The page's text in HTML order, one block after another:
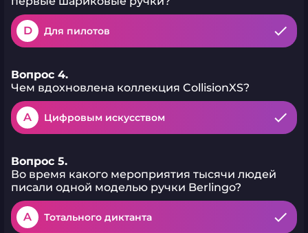
получайте удовольствие от
эксплуатации качественных
позиций для обучения и
офиса.
D Для пилотов
Вопрос 4.
Чем вдохновлена коллекция CollisionXS?
A Цифровым искусством
Вопрос 5.
Во время какого мероприятия тысячи людей
писали одной моделью ручки Berlingo?
A Тотального диктанта